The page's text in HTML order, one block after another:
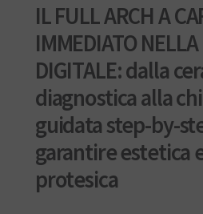
IL FULL ARCH A
IMMEDIATO
DIGITALE: dalla
diagnostica alla
guidata step-by-
garantire estetica
protesica